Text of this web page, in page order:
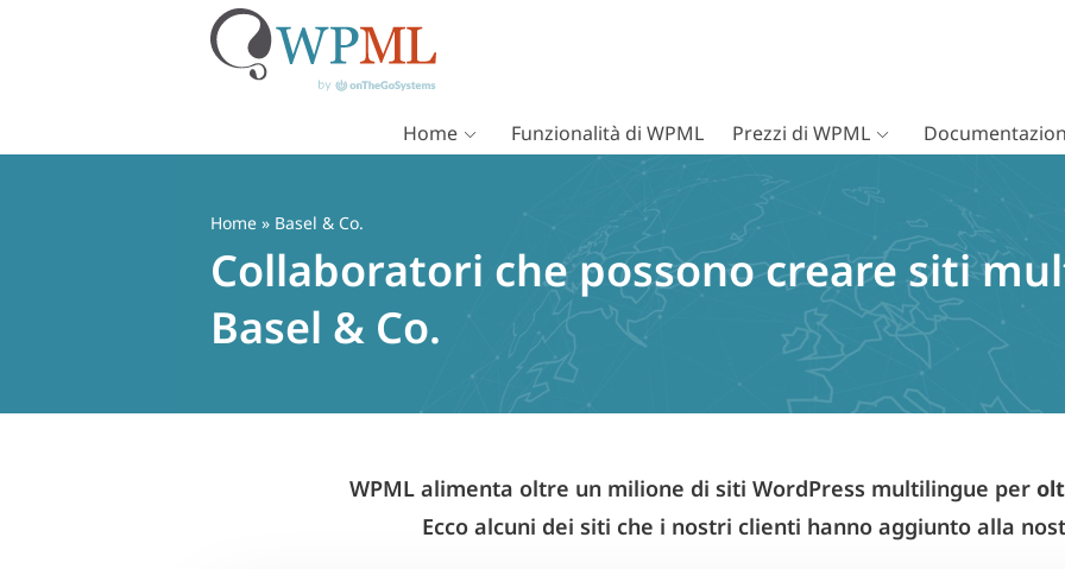
Home Funzionalità di WPML Prezzi di WPML
Home » Basel & Co.
Collaboratori che possono creare siti
Basel & Co.
WPML alimenta oltre un milione di siti WordPress multilingue per
Ecco alcuni dei siti che i nostri clienti hanno aggiunto alla